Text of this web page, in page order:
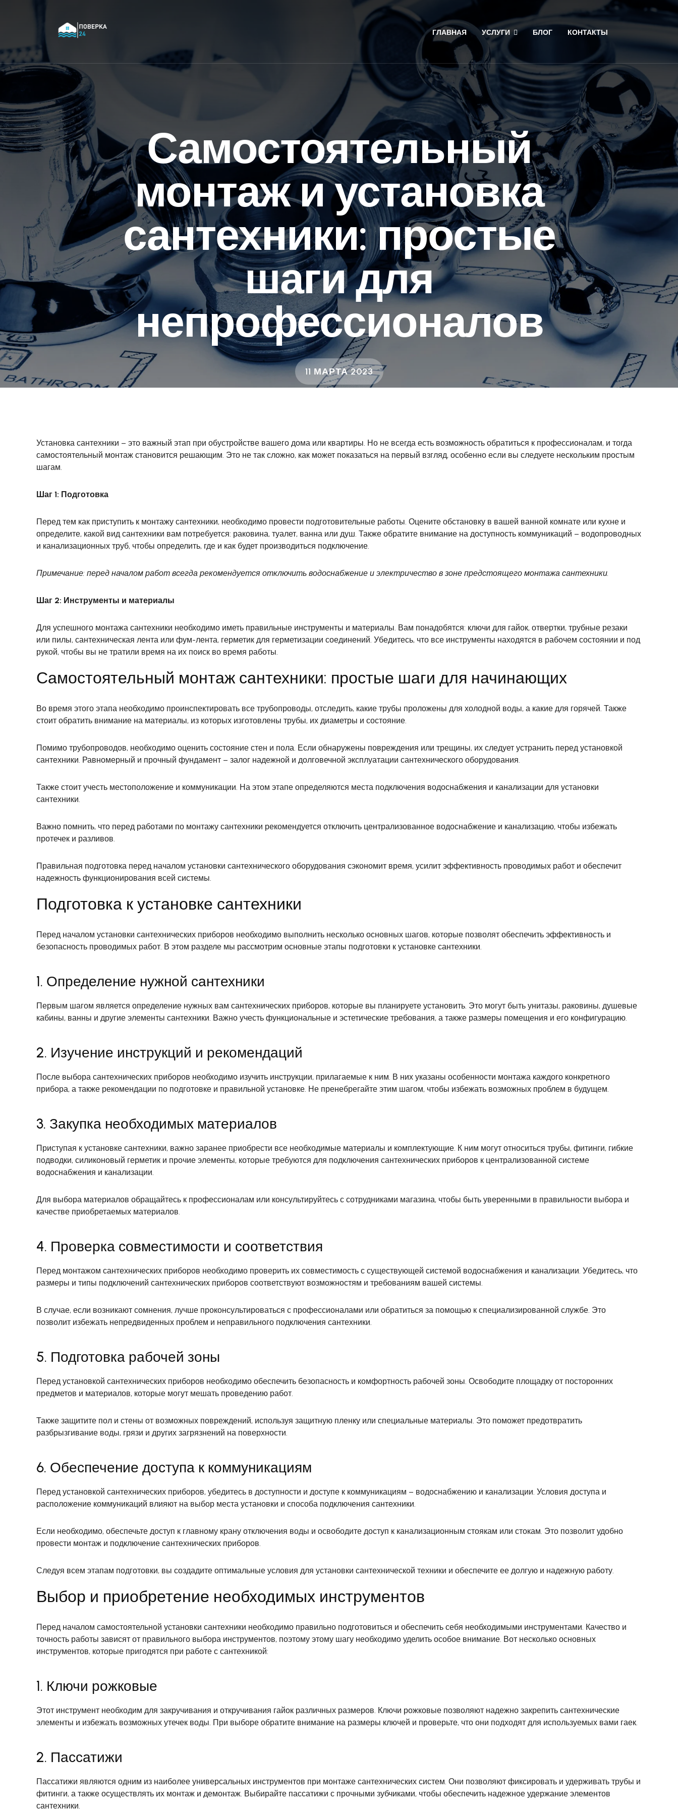
ГЛАВНАЯ УСЛУГИ БЛОГ КОНТАКТЫ
Самостоятельный
монтаж и установка
сантехники: простые
шаги для
непрофессионалов
11 МАРТА 2023
Установка сантехники – это важный этап при обустройстве вашего дома или квартиры. Но не всегда есть возможность обратиться к профессионалам, и тогда
самостоятельный монтаж становится решающим. Это не так сложно, как может показаться на первый взгляд, особенно если вы следуете нескольким простым
шагам.
Шаг 1: Подготовка
Перед тем как приступить к монтажу сантехники, необходимо провести подготовительные работы. Оцените обстановку в вашей ванной комнате или кухне и
определите, какой вид сантехники вам потребуется: раковина, туалет, ванна или душ. Также обратите внимание на доступность коммуникаций – водопроводных
и канализационных труб, чтобы определить, где и как будет производиться подключение.
Примечание: перед началом работ всегда рекомендуется отключить водоснабжение и электричество в зоне предстоящего монтажа сантехники.
Шаг 2: Инструменты и материалы
Для успешного монтажа сантехники необходимо иметь правильные инструменты и материалы. Вам понадобятся: ключи для гайок, отвертки, трубные резаки
или пилы, сантехническая лента или фум-лента, герметик для герметизации соединений. Убедитесь, что все инструменты находятся в рабочем состоянии и под
рукой, чтобы вы не тратили время на их поиск во время работы.
Самостоятельный монтаж сантехники: простые шаги для начинающих
Во время этого этапа необходимо проинспектировать все трубопроводы, отследить, какие трубы проложены для холодной воды, а какие для горячей. Также
стоит обратить внимание на материалы, из которых изготовлены трубы, их диаметры и состояние.
Помимо трубопроводов, необходимо оценить состояние стен и пола. Если обнаружены повреждения или трещины, их следует устранить перед установкой
сантехники. Равномерный и прочный фундамент – залог надежной и долговечной эксплуатации сантехнического оборудования.
Также стоит учесть местоположение и коммуникации. На этом этапе определяются места подключения водоснабжения и канализации для установки
сантехники.
Важно помнить, что перед работами по монтажу сантехники рекомендуется отключить централизованное водоснабжение и канализацию, чтобы избежать
протечек и разливов.
Правильная подготовка перед началом установки сантехнического оборудования сэкономит время, усилит эффективность проводимых работ и обеспечит
надежность функционирования всей системы.
Подготовка к установке сантехники
Перед началом установки сантехнических приборов необходимо выполнить несколько основных шагов, которые позволят обеспечить эффективность и
безопасность проводимых работ. В этом разделе мы рассмотрим основные этапы подготовки к установке сантехники.
1. Определение нужной сантехники
Первым шагом является определение нужных вам сантехнических приборов, которые вы планируете установить. Это могут быть унитазы, раковины, душевые
кабины, ванны и другие элементы сантехники. Важно учесть функциональные и эстетические требования, а также размеры помещения и его конфигурацию.
2. Изучение инструкций и рекомендаций
После выбора сантехнических приборов необходимо изучить инструкции, прилагаемые к ним. В них указаны особенности монтажа каждого конкретного
прибора, а также рекомендации по подготовке и правильной установке. Не пренебрегайте этим шагом, чтобы избежать возможных проблем в будущем.
3. Закупка необходимых материалов
Приступая к установке сантехники, важно заранее приобрести все необходимые материалы и комплектующие. К ним могут относиться трубы, фитинги, гибкие
подводки, силиконовый герметик и прочие элементы, которые требуются для подключения сантехнических приборов к централизованной системе
водоснабжения и канализации.
Для выбора материалов обращайтесь к профессионалам или консультируйтесь с сотрудниками магазина, чтобы быть уверенными в правильности выбора и
качестве приобретаемых материалов.
4. Проверка совместимости и соответствия
Перед монтажом сантехнических приборов необходимо проверить их совместимость с существующей системой водоснабжения и канализации. Убедитесь, что
размеры и типы подключений сантехнических приборов соответствуют возможностям и требованиям вашей системы.
В случае, если возникают сомнения, лучше проконсультироваться с профессионалами или обратиться за помощью к специализированной службе. Это
позволит избежать непредвиденных проблем и неправильного подключения сантехники.
5. Подготовка рабочей зоны
Перед установкой сантехнических приборов необходимо обеспечить безопасность и комфортность рабочей зоны. Освободите площадку от посторонних
предметов и материалов, которые могут мешать проведению работ.
Также защитите пол и стены от возможных повреждений, используя защитную пленку или специальные материалы. Это поможет предотвратить
разбрызгивание воды, грязи и других загрязнений на поверхности.
6. Обеспечение доступа к коммуникациям
Перед установкой сантехнических приборов, убедитесь в доступности и доступе к коммуникациям – водоснабжению и канализации. Условия доступа и
расположение коммуникаций влияют на выбор места установки и способа подключения сантехники.
Если необходимо, обеспечьте доступ к главному крану отключения воды и освободите доступ к канализационным стоякам или стокам. Это позволит удобно
провести монтаж и подключение сантехнических приборов.
Следуя всем этапам подготовки, вы создадите оптимальные условия для установки сантехнической техники и обеспечите ее долгую и надежную работу.
Выбор и приобретение необходимых инструментов
Перед началом самостоятельной установки сантехники необходимо правильно подготовиться и обеспечить себя необходимыми инструментами. Качество и
точность работы зависят от правильного выбора инструментов, поэтому этому шагу необходимо уделить особое внимание. Вот несколько основных
инструментов, которые пригодятся при работе с сантехникой:
1. Ключи рожковые
Этот инструмент необходим для закручивания и откручивания гайок различных размеров. Ключи рожковые позволяют надежно закрепить сантехнические
элементы и избежать возможных утечек воды. При выборе обратите внимание на размеры ключей и проверьте, что они подходят для используемых вами гаек.
2. Пассатижи
Пассатижи являются одним из наиболее универсальных инструментов при монтаже сантехнических систем. Они позволяют фиксировать и удерживать трубы и
фитинги, а также осуществлять их монтаж и демонтаж. Выбирайте пассатижи с прочными зубчиками, чтобы обеспечить надежное удержание элементов
сантехники.